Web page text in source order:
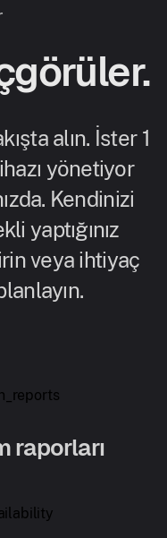
alın. İster 1
yönetiyor
Kendinizi
yaptığınız
veya ihtiyaç
raporları